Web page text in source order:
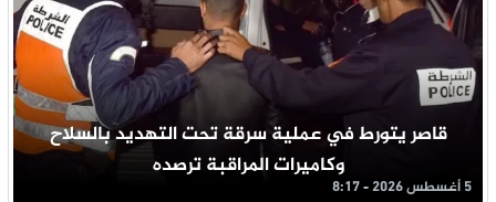
قاصر يتورط في عملية سرقة تحت التهديد بالسلاح
وكاميرات المراقبة ترصده
5 أغسطس 2026 - 8:17